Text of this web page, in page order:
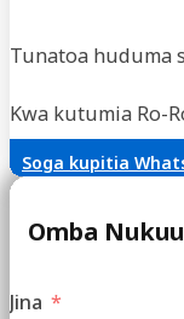
Tunatoa huduma
Kwa kutumia Ro-
Soga kupitia
Omba
Jina